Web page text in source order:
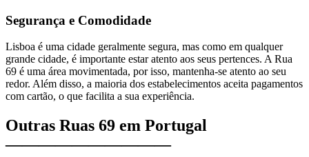
Segurança e Comodidade
Lisboa é uma cidade geralmente segura, mas como em qualquer
grande cidade, é importante estar atento aos seus pertences. A Rua
69 é uma área movimentada, por isso, mantenha-se atento ao seu
redor. Além disso, a maioria dos estabelecimentos aceita pagamentos
com cartão, o que facilita a sua experiência.
Outras Ruas 69 em Portugal
——————————